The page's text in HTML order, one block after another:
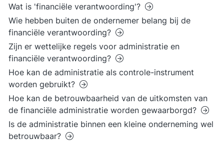
Wat is 'financiële verantwoording'?
Wie hebben buiten de ondernemer belang bij de
financiële verantwoording?
Zijn er wettelijke regels voor administratie en
financiële verantwoording?
Hoe kan de administratie als controle-instrument
worden gebruikt?
Hoe kan de betrouwbaarheid van de uitkomsten van
de financiële administratie worden gewaarborgd?
Is de administratie binnen een kleine onderneming wel
betrouwbaar?